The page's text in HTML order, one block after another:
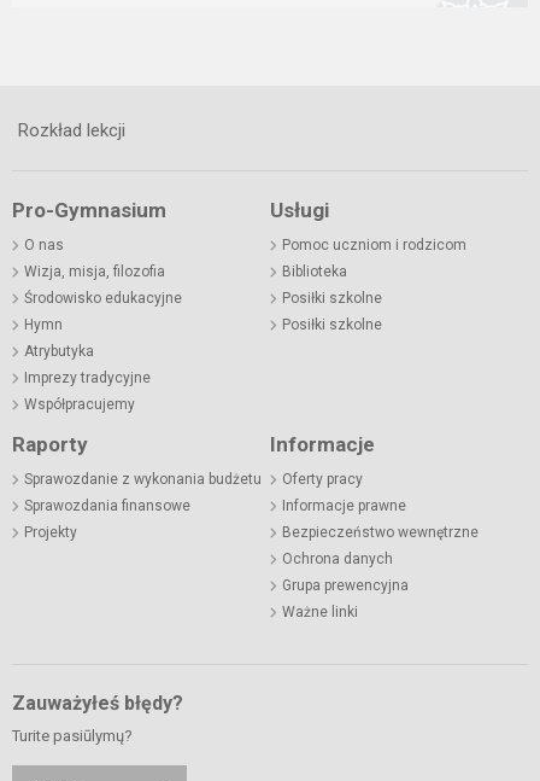
Rozkład lekcji
Pro-Gymnasium
O nas
Wizja, misja, filozofia
Środowisko edukacyjne
Hymn
Atrybutyka
Imprezy tradycyjne
Współpracujemy
Usługi
Pomoc uczniom i rodzicom
Biblioteka
Posiłki szkolne
Posiłki szkolne
Raporty
Sprawozdanie z wykonania budżetu
Sprawozdania finansowe
Projekty
Informacje
Oferty pracy
Informacje prawne
Bezpieczeństwo wewnętrzne
Ochrona danych
Grupa prewencyjna
Ważne linki
Zauważyłeś błędy?
Turite pasiūlymų?